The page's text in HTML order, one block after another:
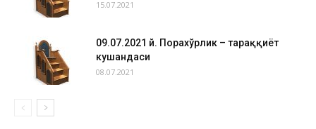
15.07.2021
09.07.2021 й. Порахўрлик – тараққиёт
кушандаси
08.07.2021